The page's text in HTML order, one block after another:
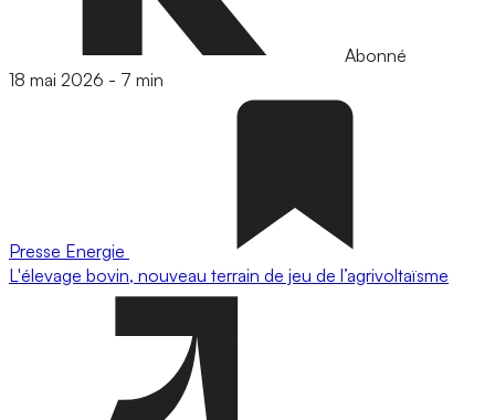
Abonné
18 mai 2026 - 7 min
Presse Energie
L'élevage bovin, nouveau terrain de jeu de l’agrivoltaïsme